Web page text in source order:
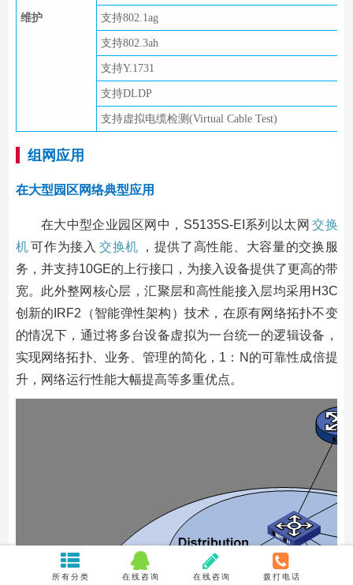
维护 支持802.1ag
支持802.3ah
支持Y.1731
支持DLDP
支持虚拟电缆检测(Virtual Cable Test)
组网应用
在大型园区网络典型应用
在大中型企业园区网中，S5135S-EI系列以太网 交换
机 可作为接入 交换机
，提供了高性能、大容量的交换服
务，并支持10GE的上行接口，为接入设备提供了更高的带
宽。此外整网核心层，汇聚层和高性能接入层均采用H3C
创新的IRF2（智能弹性架构）技术，在原有网络拓扑不变
的情况下，通过将多台设备虚拟为一台统一的逻辑设备，
实现网络拓扑、业务、管理的简化，1：N的可靠性成倍提
升，网络运行性能大幅提高等多重优点。
所有分类 在线咨询 在线咨询 拨打电话